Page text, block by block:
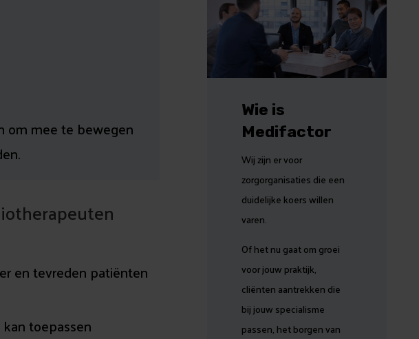
om mee te bewegen
en tevreden patiënten
toepassen
Wie is
Medifactor
Wij zijn er voor
zorgorganisaties die een
duidelijke koers willen
varen.
Of het nu gaat om groei
voor jouw praktijk,
cliënten aantrekken die
bij jouw specialisme
passen, het borgen van